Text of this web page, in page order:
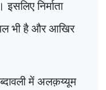
निर्माता
भी है और आखिर
में अलक़य्यूम